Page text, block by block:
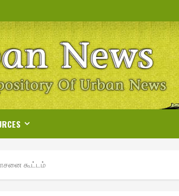
கூட்டம்